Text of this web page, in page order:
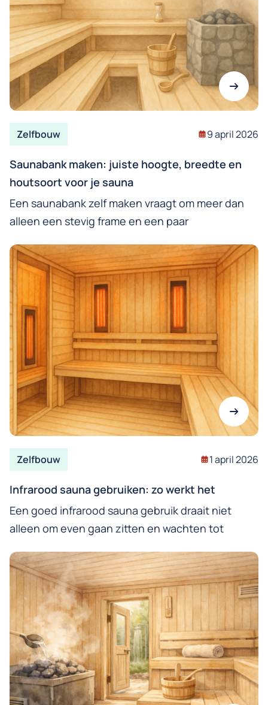
Zelfbouw 9 april 2026
Saunabank maken: juiste hoogte, breedte en
houtsoort voor je sauna
Een saunabank zelf maken vraagt om meer dan
alleen een stevig frame en een paar
Zelfbouw 1 april 2026
Infrarood sauna gebruiken: zo werkt het
Een goed infrarood sauna gebruik draait niet
alleen om even gaan zitten en wachten tot